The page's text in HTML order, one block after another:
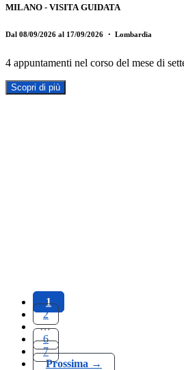
MILANO - VISITA GUIDATA
Dal 08/09/2026 al 17/09/2026 ・ Lombardia
4 appuntamenti nel corso del mese di
Scopri di più
1
2
…
6
7
Prossima →